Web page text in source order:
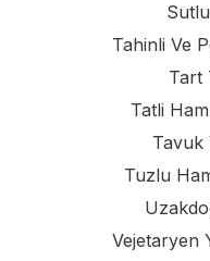
Tahinli Ve
Tart
Tatli
Tavuk
Tuzlu
Vejetaryen